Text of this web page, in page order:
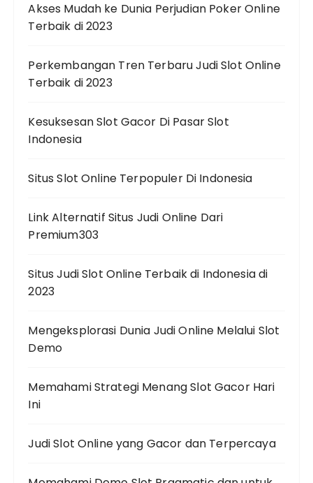
Akses Mudah ke Dunia Perjudian Poker Online
Terbaik di 2023
Perkembangan Tren Terbaru Judi Slot Online
Terbaik di 2023
Kesuksesan Slot Gacor Di Pasar Slot
Indonesia
Situs Slot Online Terpopuler Di Indonesia
Link Alternatif Situs Judi Online Dari
Premium303
Situs Judi Slot Online Terbaik di Indonesia di
2023
Mengeksplorasi Dunia Judi Online Melalui Slot
Demo
Memahami Strategi Menang Slot Gacor Hari
Ini
Judi Slot Online yang Gacor dan Terpercaya